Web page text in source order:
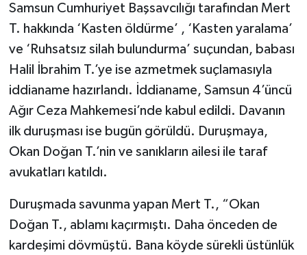
Samsun Cumhuriyet Başsavcılığı tarafından Mert
T. hakkında ‘Kasten öldürme’ , ‘Kasten yaralama’
ve ‘Ruhsatsız silah bulundurma’ suçundan, babası
Halil İbrahim T.’ye ise azmetmek suçlamasıyla
iddianame hazırlandı. İddianame, Samsun 4’üncü
Ağır Ceza Mahkemesi’nde kabul edildi. Davanın
ilk duruşması ise bugün görüldü. Duruşmaya,
Okan Doğan T.’nin ve sanıkların ailesi ile taraf
avukatları katıldı.
Duruşmada savunma yapan Mert T., “Okan
Doğan T., ablamı kaçırmıştı. Daha önceden de
kardeşimi dövmüştü. Bana köyde sürekli üstünlük